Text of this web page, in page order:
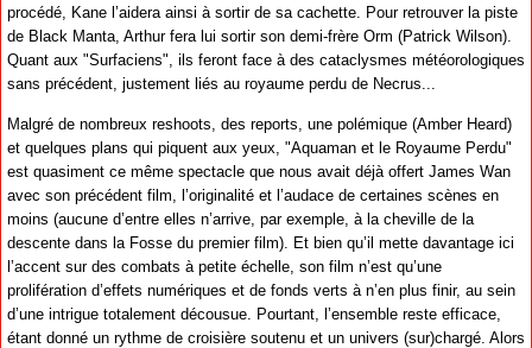
procédé, Kane l’aidera ainsi à sortir de sa cachette. Pour retrouver la piste
de Black Manta, Arthur fera lui sortir son demi-frère Orm (Patrick Wilson).
Quant aux "Surfaciens", ils feront face à des cataclysmes météorologiques
sans précédent, justement liés au royaume perdu de Necrus...
Malgré de nombreux reshoots, des reports, une polémique (Amber Heard)
et quelques plans qui piquent aux yeux, "Aquaman et le Royaume Perdu"
est quasiment ce même spectacle que nous avait déjà offert James Wan
avec son précédent film, l’originalité et l’audace de certaines scènes en
moins (aucune d’entre elles n’arrive, par exemple, à la cheville de la
descente dans la Fosse du premier film). Et bien qu’il mette davantage ici
l’accent sur des combats à petite échelle, son film n’est qu’une
prolifération d’effets numériques et de fonds verts à n’en plus finir, au sein
d’une intrigue totalement décousue. Pourtant, l’ensemble reste efficace,
étant donné un rythme de croisière soutenu et un univers (sur)chargé. Alors